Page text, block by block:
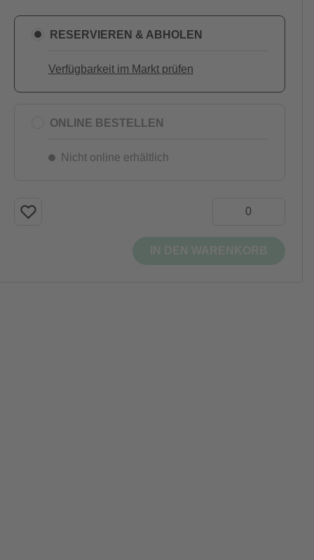
RESERVIEREN & ABHOLEN
Verfügbarkeit im Markt prüfen
ONLINE BESTELLEN
Nicht online erhältlich